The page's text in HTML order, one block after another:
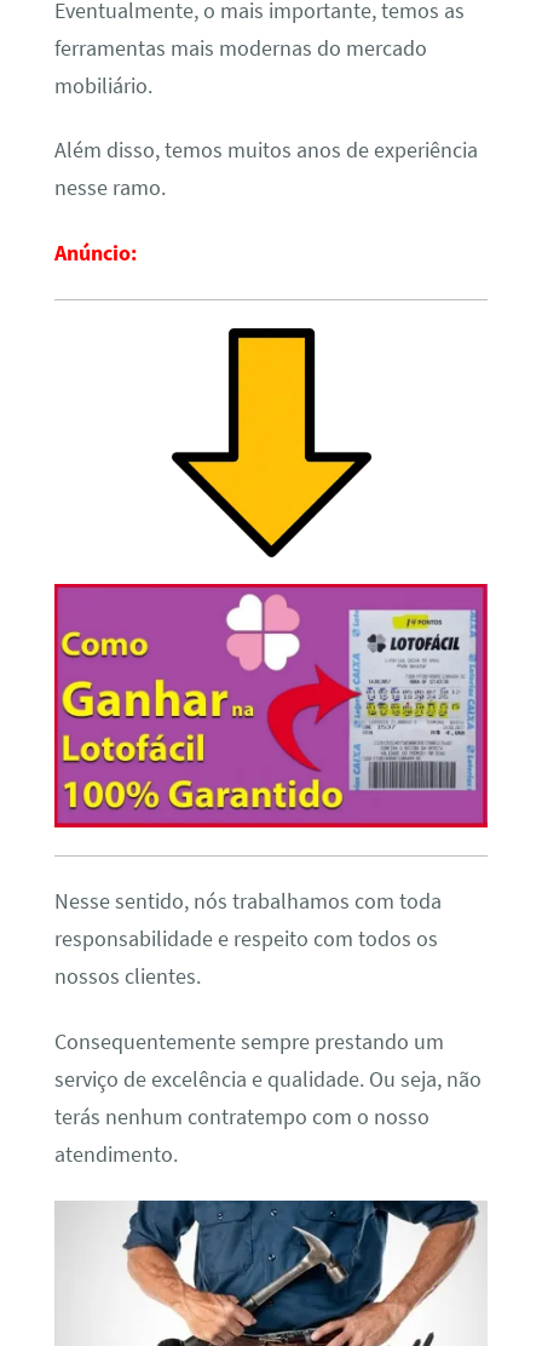
Eventualmente, o mais importante, temos as
ferramentas mais modernas do mercado
mobiliário.
Além disso, temos muitos anos de experiência
nesse ramo.
Anúncio:
Nesse sentido, nós trabalhamos com toda
responsabilidade e respeito com todos os
nossos clientes.
Consequentemente sempre prestando um
serviço de excelência e qualidade. Ou seja, não
terás nenhum contratempo com o nosso
atendimento.